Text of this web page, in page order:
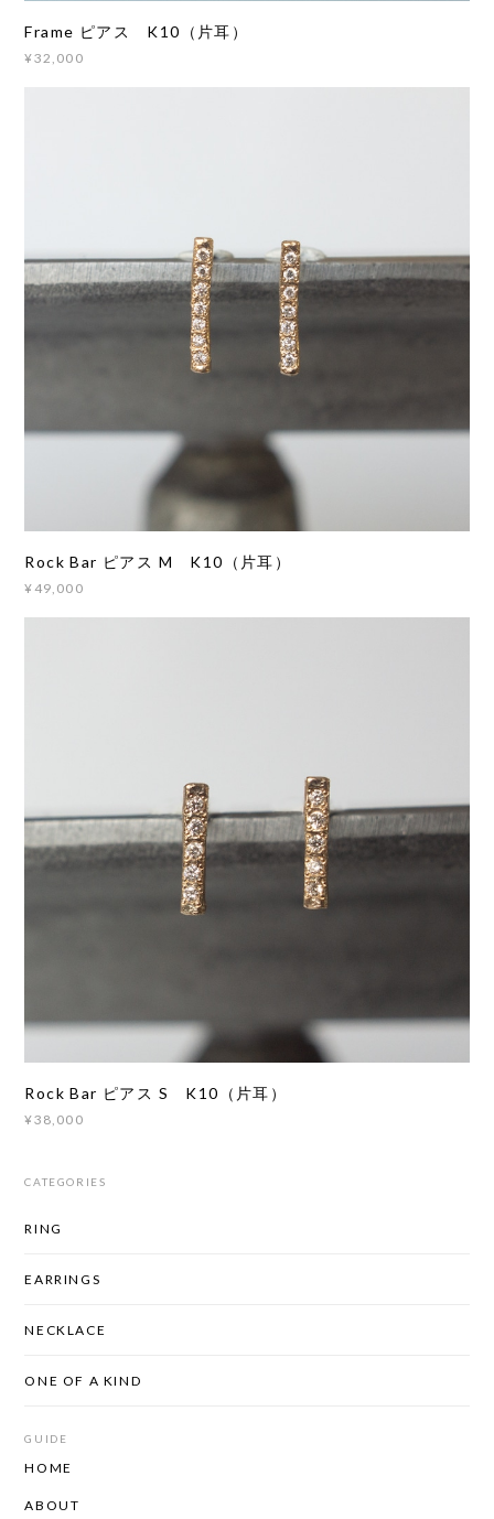
Frame ピアス K10（片耳）
¥32,000
Rock Bar ピアス M K10（片耳）
¥49,000
Rock Bar ピアス S K10（片耳）
¥38,000
CATEGORIES
RING
EARRINGS
NECKLACE
ONE OF A KIND
GUIDE
HOME
ABOUT